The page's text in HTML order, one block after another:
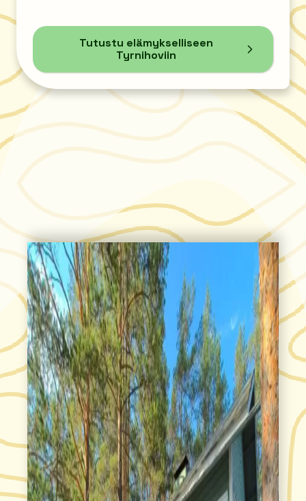
Tutustu elämykselliseen
Tyrnihoviin